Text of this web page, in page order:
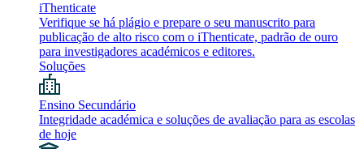
iThenticate
Verifique se há plágio e prepare o seu manuscrito para
publicação de alto risco com o iThenticate, padrão de ouro
para investigadores académicos e editores.
Soluções
Ensino Secundário
Integridade académica e soluções de avaliação para as escolas
de hoje